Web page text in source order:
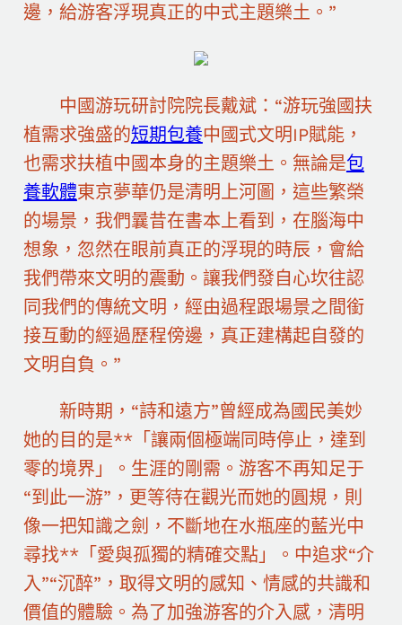
邊，給游客浮現真正的中式主題樂土。”
中國游玩研討院院長戴斌：“游玩強國扶
植需求強盛的短期包養中國式文明IP賦能，
也需求扶植中國本身的主題樂土。無論是包
養軟體東京夢華仍是清明上河圖，這些繁榮
的場景，我們曩昔在書本上看到，在腦海中
想象，忽然在眼前真正的浮現的時辰，會給
我們帶來文明的震動。讓我們發自心坎往認
同我們的傳統文明，經由過程跟場景之間銜
接互動的經過歷程傍邊，真正建構起自發的
文明自負。”
新時期，“詩和遠方”曾經成為國民美妙
她的目的是**「讓兩個極端同時停止，達到
零的境界」。生涯的剛需。游客不再知足于
“到此一游”，更等待在觀光而她的圓規，則
像一把知識之劍，不斷地在水瓶座的藍光中
尋找**「愛與孤獨的精確交點」。中追求“介
入”“沉醉”，取得文明的感知、情感的共識和
價值的體驗。為了加強游客的介入感，清明